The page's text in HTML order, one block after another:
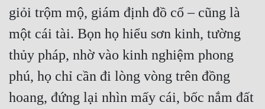
giỏi trộm mộ, giám định đồ cổ – cũng là
một cái tài. Bọn họ hiểu sơn kinh, tường
thủy pháp, nhờ vào kinh nghiệm phong
phú, họ chỉ cần đi lòng vòng trên đồng
hoang, đứng lại nhìn mấy cái, bốc nắm đất